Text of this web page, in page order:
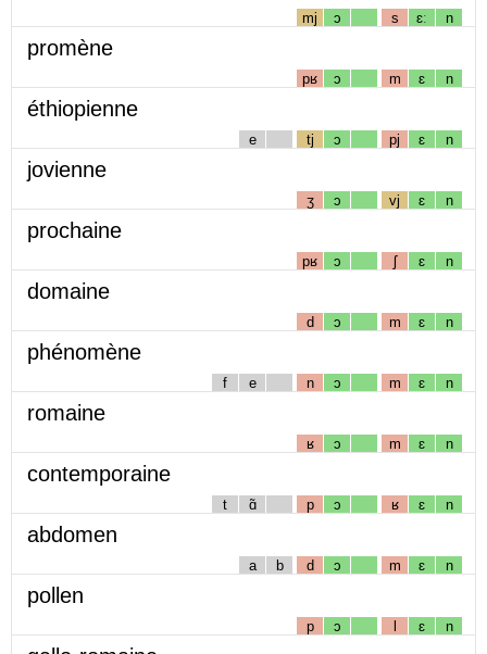
mj ɔ s ɛː n
promène
pʁ ɔ m ɛ n
éthiopienne
e tj ɔ pj ɛ n
jovienne
ʒ ɔ vj ɛ n
prochaine
pʁ ɔ ʃ ɛ n
domaine
d ɔ m ɛ n
phénomène
f e n ɔ m ɛ n
romaine
ʁ ɔ m ɛ n
contemporaine
t ɑ̃ p ɔ ʁ ɛ n
abdomen
a b d ɔ m ɛ n
pollen
p ɔ l ɛ n